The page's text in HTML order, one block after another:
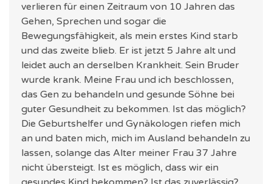
verlieren für einen Zeitraum von 10 Jahren das
Gehen, Sprechen und sogar die
Bewegungsfähigkeit, als mein erstes Kind starb
und das zweite blieb. Er ist jetzt 5 Jahre alt und
leidet auch an derselben Krankheit. Sein Bruder
wurde krank. Meine Frau und ich beschlossen,
das Gen zu behandeln und gesunde Söhne bei
guter Gesundheit zu bekommen. Ist das möglich?
Die Geburtshelfer und Gynäkologen riefen mich
an und baten mich, mich im Ausland behandeln zu
lassen, solange das Alter meiner Frau 37 Jahre
nicht übersteigt. Ist es möglich, dass wir ein